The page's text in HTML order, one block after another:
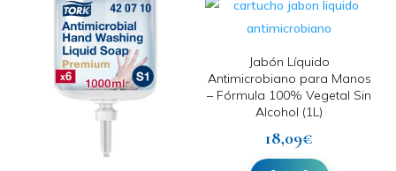
Jabón Líquido
Antimicrobiano para Manos
– Fórmula 100% Vegetal Sin
Alcohol (1L)
18,09€